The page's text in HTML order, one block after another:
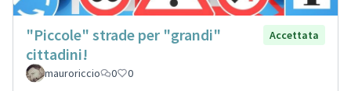
"Piccole" strade per "grandi"
cittadini!
Accettata
mauroriccio 0 0